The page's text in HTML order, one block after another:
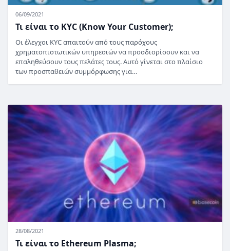
06/09/2021
Τι είναι το KYC (Know Your Customer);
Οι έλεγχοι KYC απαιτούν από τους παρόχους
χρηματοπιστωτικών υπηρεσιών να προσδιορίσουν και να
επαληθεύσουν τους πελάτες τους. Αυτό γίνεται στο πλαίσιο
των προσπαθειών συμμόρφωσης για…
28/08/2021
Τι είναι το Ethereum Plasma;